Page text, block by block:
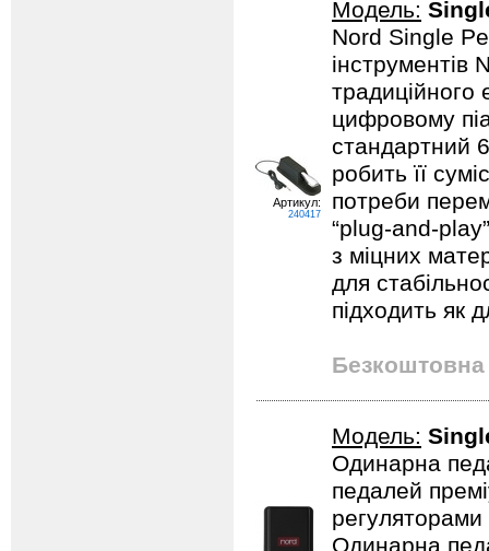
Артикул:
240417
Модель:
Nord Single
інструментів
традиційного
цифровому
стандартний
робить її
потреби
з міцних
для
підходить як
Безкоштовна
Модель:
Одинарна
педалей
Одинарна